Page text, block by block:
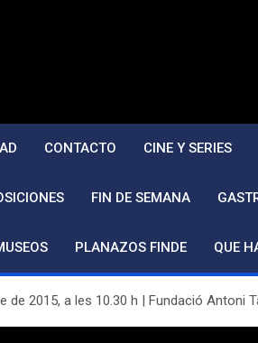
CONTACTO CINE Y SERIES
FIN DE SEMANA
PLANAZOS FINDE QUE
de 2015, a les 10.30 h | Fundació Antoni